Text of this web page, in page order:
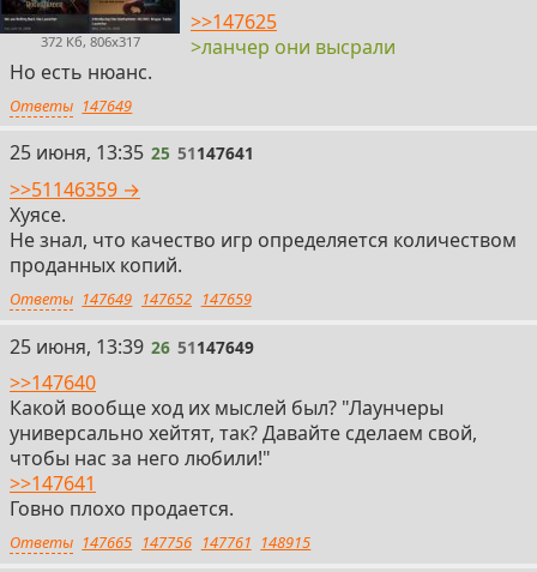
372 Кб, 806x317
>>147625
>ланчер они высрали
Но есть нюанс.
Ответы 147649
25
25 июня, 13:35 25 51147641
>>51146359 →
Хуясе.
Не знал, что качество игр определяется количеством
проданных копий.
Ответы 147649 147652 147659
26
25 июня, 13:39 26 51147649
>>147640
Какой вообще ход их мыслей был? "Лаунчеры
универсально хейтят, так? Давайте сделаем свой,
чтобы нас за него любили!"
>>147641
Говно плохо продается.
Ответы 147665 147756 147761 148915